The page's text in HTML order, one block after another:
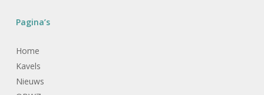
Pagina’s
Home
Kavels
Nieuws